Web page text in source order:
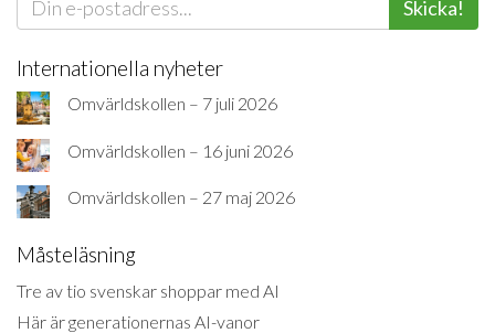
Skicka!
Internationella nyheter
Omvärldskollen – 7 juli 2026
Omvärldskollen – 16 juni 2026
Omvärldskollen – 27 maj 2026
Måsteläsning
Tre av tio svenskar shoppar med AI
Här är generationernas AI-vanor